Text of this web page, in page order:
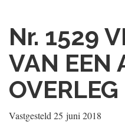
Nr. 1529
VAN EEN
OVERLEG
Vastgesteld 25 juni 2018